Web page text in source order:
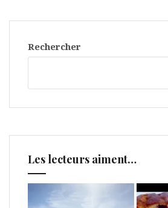
Rechercher
Les lecteurs aiment…